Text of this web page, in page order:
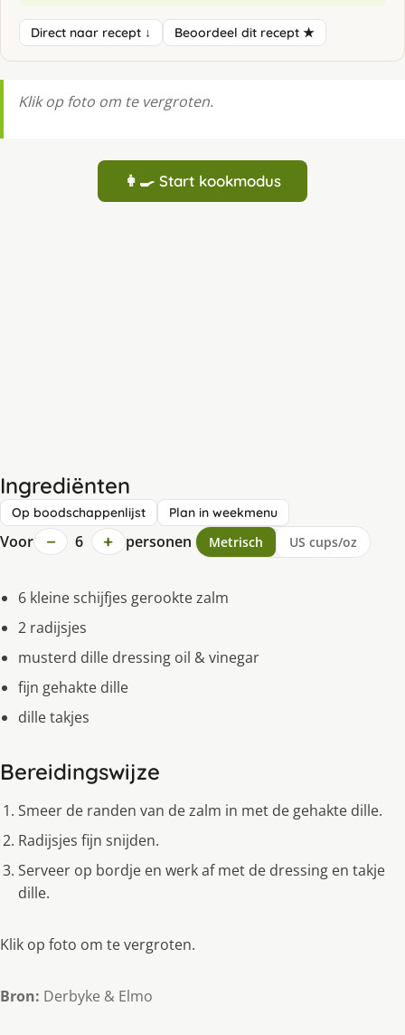
Direct naar recept ↓ Beoordeel dit recept ★
Klik op foto om te vergroten.
👩‍🍳 Start kookmodus
Ingrediënten
Op boodschappenlijst Plan in weekmenu
Voor − 6 + personen Metrisch US cups/oz
6 kleine schijfjes gerookte zalm
2 radijsjes
musterd dille dressing oil & vinegar
fijn gehakte dille
dille takjes
Bereidingswijze
Smeer de randen van de zalm in met de gehakte dille.
Radijsjes fijn snijden.
Serveer op bordje en werk af met de dressing en takje
dille.
Klik op foto om te vergroten.
Bron: Derbyke & Elmo